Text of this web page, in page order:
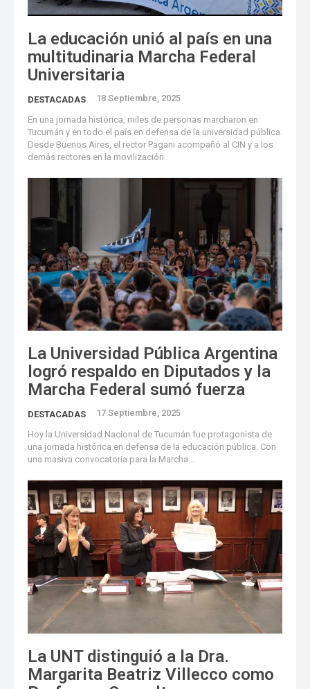
La educación unió al país en una
multitudinaria Marcha Federal
Universitaria
DESTACADAS 18 Septiembre, 2025
En una jornada histórica, miles de personas marcharon en
Tucumán y en todo el país en defensa de la universidad pública.
Desde Buenos Aires, el rector Pagani acompañó al CIN y a los
demás rectores en la movilización.
La Universidad Pública Argentina
logró respaldo en Diputados y la
Marcha Federal sumó fuerza
DESTACADAS 17 Septiembre, 2025
Hoy la Universidad Nacional de Tucumán fue protagonista de
una jornada histórica en defensa de la educación pública. Con
una masiva convocatoria para la Marcha...
La UNT distinguió a la Dra.
Margarita Beatriz Villecco como